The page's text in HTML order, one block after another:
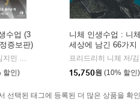
수업 (3
증보판)
쇼펜하우어 저/김지민 편
할인)
니체 인생수업 : 니
세상에 남긴 66가지
생지혜 (리커버 에디
15,750원 (10% 할인)
선택된 태그에 등록된 더 많은 상품을 확